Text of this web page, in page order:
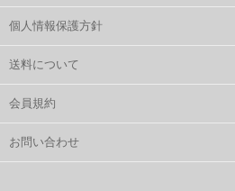
個人情報保護方針
送料について
会員規約
お問い合わせ